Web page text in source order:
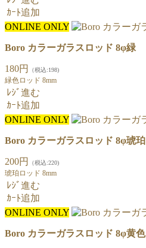
ｶｰﾄ追加
ONLINE ONLY
Boro カラーガラスロッド 8φ緑
180円 （税込:198)
緑色ロッド 8mm
ﾚｼﾞ進む
ｶｰﾄ追加
ONLINE ONLY
Boro カラーガラスロッド 8φ琥珀
200円 （税込:220)
琥珀ロッド 8mm
ﾚｼﾞ進む
ｶｰﾄ追加
ONLINE ONLY
Boro カラーガラスロッド 8φ黄色